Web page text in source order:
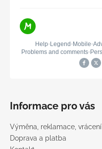
Informace pro vás
Výměna, reklamace, vrácení
Doprava a platba